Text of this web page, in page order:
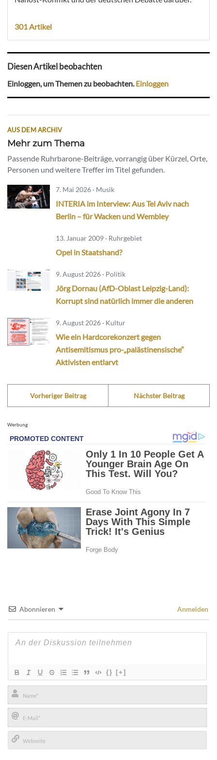
301 Artikel
Diesen Artikel beobachten
Einloggen, um Themen zu beobachten.Einloggen
AUS DEM ARCHIV
Mehr zum Thema
Passende Ruhrbarone-Beiträge, vorrangig über Kürzel, Orte,
Personen und weitere Treffer im Titel gefunden.
7. Mai 2026 · Musik
INTERIA im Interview: Aus Tel Aviv nach
Berlin – für Wacken und Wembley
13. Januar 2009 · Ruhrgebiet
Opel in Staatshand?
9. August 2026 · Politik
Jörg Dornau (AfD-Oblast Leipzig-Land):
Korrupt sind natürlich immer die anderen
9. August 2026 · Kultur
Wie ein Hardcorekonzert gegen
Antisemitismus pro-„palästinensische“
Aktivisten entlarvt
Vorheriger Beitrag Nächster Beitrag
Werbung
Abonnieren Anmelden
{} [+]
Name*
E-
Mail*